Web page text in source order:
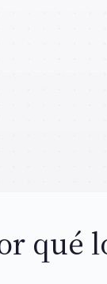
qué